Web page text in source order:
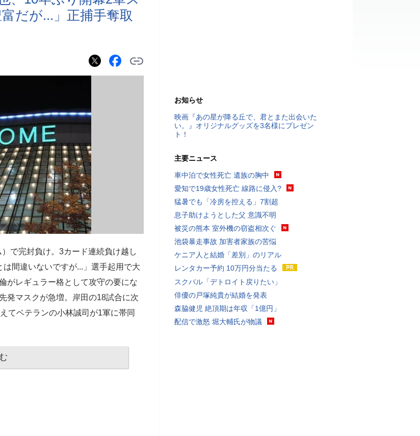
だが...」正捕手奪取
で完封負け。3カード連続負け越し
間違いないですが...」選手起用で大
がレギュラー格として攻守の要にな
発マスクが急増。岸田の18試合に次
てベテランの小林誠司が1軍に帯同
お知らせ
映画『あの星が降る丘で、君とまた出会いた
い。』オリジナルグッズを3名様にプレゼン
ト！
主要ニュース
車中泊で女性死亡 遺族の胸中
愛知で19歳女性死亡 線路に侵入?
猛暑でも「冷房を控える」7割超
息子助けようとした父 意識不明
被災の熊本 室外機の窃盗相次ぐ
池袋暴走事故 加害者家族の苦悩
ケニア人と結婚「差別」のリアル
レンタカー予約 10万円分当たる
スクバル「デトロイト戻りたい」
俳優の戸塚純貴が結婚を発表
森脇健児 絶頂期は年収「1億円」
配信で激怒 堀大輔氏が物議